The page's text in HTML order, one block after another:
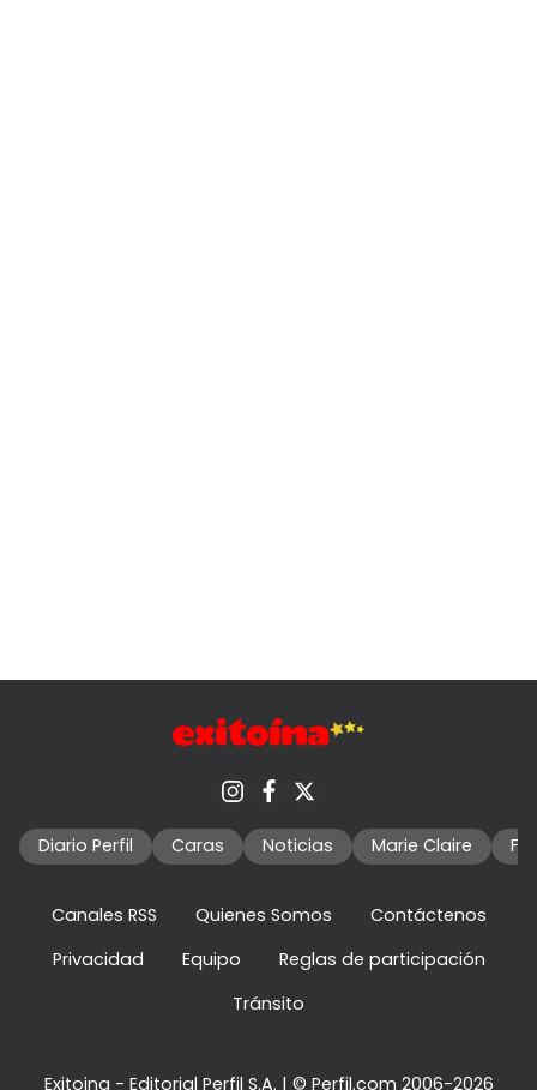
Diario Perfil Caras Noticias Marie Claire
Canales RSS Quienes Somos
Contáctenos
Privacidad
Equipo
Reglas de participación
Tránsito
Exitoina - Editorial Perfil S.A. | © Perfil.com 2006-2026